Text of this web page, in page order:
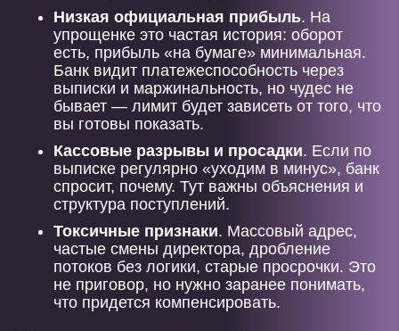
Низкая официальная прибыль. На
упрощенке это частая история: оборот
есть, прибыль «на бумаге» минимальная.
Банк видит платежеспособность через
выписки и маржинальность, но чудес не
бывает — лимит будет зависеть от того, что
вы готовы показать.
Кассовые разрывы и просадки. Если по
выписке регулярно «уходим в минус», банк
спросит, почему. Тут важны объяснения и
структура поступлений.
Токсичные признаки. Массовый адрес,
частые смены директора, дробление
потоков без логики, старые просрочки. Это
не приговор, но нужно заранее понимать,
что придется компенсировать.